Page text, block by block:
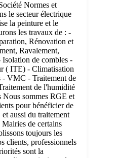
Normes et
le secteur électrique
la peinture et le
les travaux de : -
Rénovation et
Ravalement,
de combles -
( ITE) - Climatisation
- VMC - Traitement de
de l'humidité
Nous sommes RGE et
pour bénéficier de
aussi du traitement
de certains
toujours les
clients, professionnels
sont la